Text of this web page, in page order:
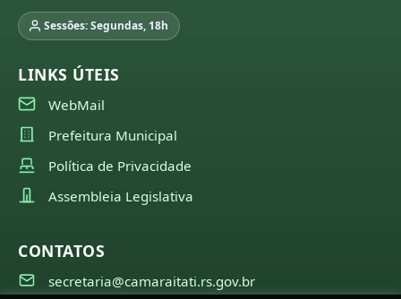
Sessões: Segundas, 18h
LINKS ÚTEIS
WebMail
Prefeitura Municipal
Política de Privacidade
Assembleia Legislativa
CONTATOS
secretaria@camaraitati.rs.gov.br